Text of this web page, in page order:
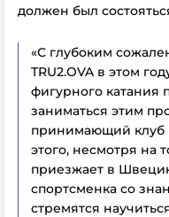
должен был
«С глубоким
TRU2.OVA в этом
фигурного катания
заниматься этим
принимающий клуб
этого, несмотря на
приезжает в
спортсменка со
стремятся